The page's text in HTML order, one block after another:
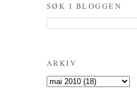
SØK I BLOGGEN
ARKIV